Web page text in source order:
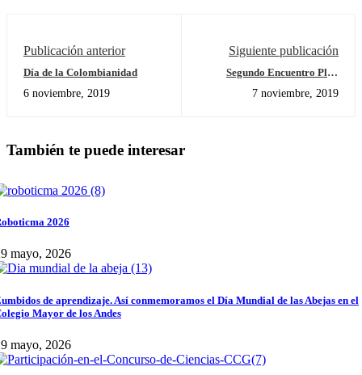
Publicación anterior
Día de la Colombianidad
6 noviembre, 2019
Siguiente publicación
Segundo Encuentro Plan
7 noviembre, 2019
También te puede interesar
2026
mayo, 2026
de aprendizaje. Así conmemoramos el Día Mundial de las Abejas en el
Mayor de los Andes
mayo, 2026